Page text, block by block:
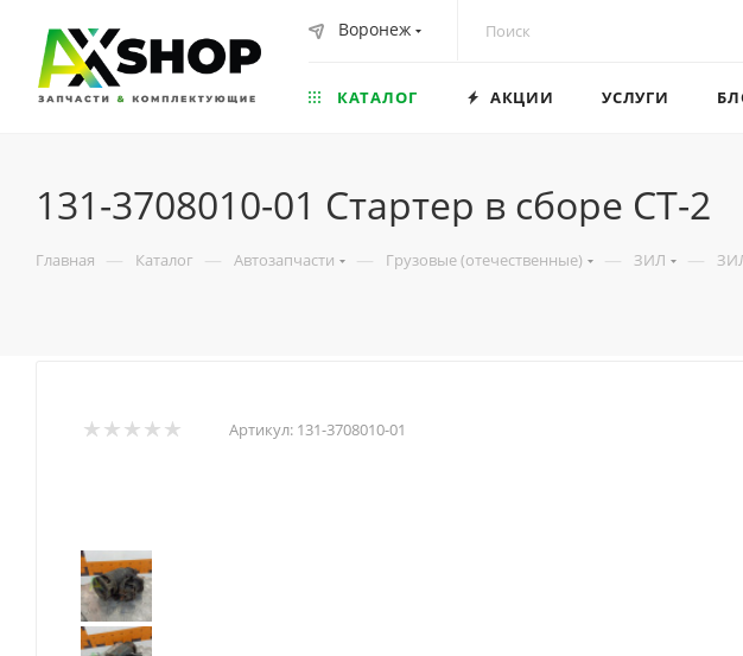
Воронеж
КАТАЛОГ АКЦИИ УСЛУГИ
131-3708010-01 Стартер в сборе СТ-2
Главная — Каталог — Автозапчасти — Грузовые (отечественные) — ЗИЛ —
Артикул: 131-3708010-01